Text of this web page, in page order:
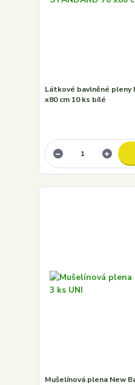
Látkové bavlněné pleny
x80 cm 10 ks bílé
Mušelínová plena New